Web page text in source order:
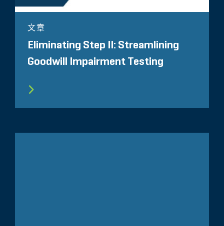
文章
Eliminating Step II: Streamlining
Goodwill Impairment Testing